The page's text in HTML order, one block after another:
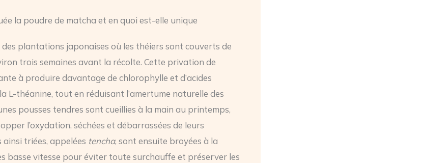
la poudre de matcha et en quoi est-elle unique
plantations japonaises où les théiers sont couverts de
trois semaines avant la récolte. Cette privation de
à produire davantage de chlorophylle et d’acides
L-théanine, tout en réduisant l’amertume naturelle des
pousses tendres sont cueillies à la main au printemps,
l’oxydation, séchées et débarrassées de leurs
ainsi triées, appelées tencha, sont ensuite broyées à la
basse vitesse pour éviter toute surchauffe et préserver les